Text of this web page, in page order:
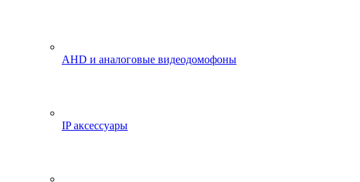
AHD и аналоговые видеодомофоны
IP аксессуары